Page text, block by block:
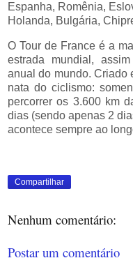
Espanha, Romênia,
Holanda, Bulgária,
O Tour de France é a
estrada mundial,
anual do mundo. Criado
nata do ciclismo:
percorrer os 3.600 km
dias (sendo apenas 2
acontece sempre ao
Compartilhar
Nenhum comentário:
Postar um comentário